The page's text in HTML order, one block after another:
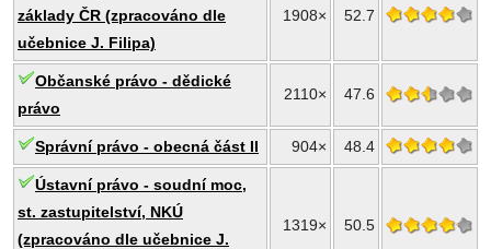
základy ČR (zpracováno dle
učebnice J. Filipa)
1908× 52.7
Občanské právo - dědické
právo
2110× 47.6
Správní právo - obecná část II 904× 48.4
Ústavní právo - soudní moc,
st. zastupitelství, NKÚ
(zpracováno dle učebnice J.
1319× 50.5